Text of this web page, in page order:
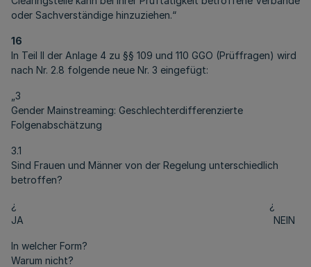
oder Sachverständige hinzuziehen.“
16
In Teil II der Anlage 4 zu §§ 109 und 110 GGO (Prüffragen) wird
nach Nr. 2.8 folgende neue Nr. 3 eingefügt:
„3
Gender Mainstreaming: Geschlechterdifferenzierte
Folgenabschätzung
3.1
Sind Frauen und Männer von der Regelung unterschiedlich
betroffen?
¿ ¿
JA NEIN
In welcher Form?
Warum nicht?